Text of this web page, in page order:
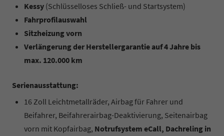
Kessy (Schlüsselloses Schließ- und Startsystem)
Fahrprofilauswahl
Sitzheizung vorn
Verlängerung der Herstellergarantie auf 4 Jahre bis
max. 120.000 km
Serienausstattung:
16 Zoll Leichtmetallräder, Airbag für Fahrer und
Beifahrer, Beifahrerairbag-Deaktivierung, Seitenairbag
vorn mit Kopfairbag, Notrufsystem eCall, Dachreling in